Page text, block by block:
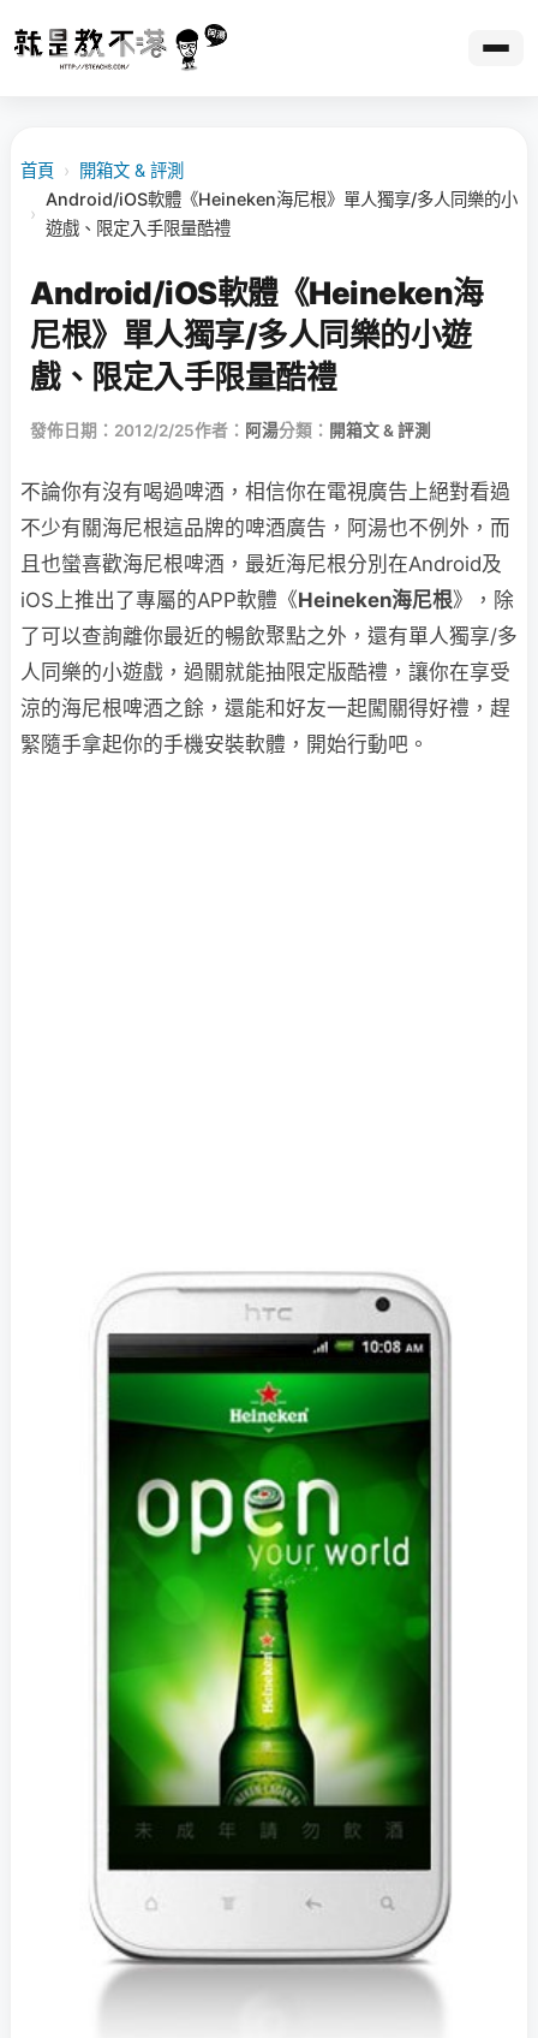
首頁 › 開箱文 & 評測
›
Android/iOS軟體《Heineken海尼根》單人獨享/多人同樂的小
遊戲、限定入手限量酷禮
Android/iOS軟體《Heineken海
尼根》單人獨享/多人同樂的小遊
戲、限定入手限量酷禮
發佈日期：2012/2/25作者： 阿湯分類： 開箱文 & 評測
不論你有沒有喝過啤酒，相信你在電視廣告上絕對看過
不少有關海尼根這品牌的啤酒廣告，阿湯也不例外，而
且也蠻喜歡海尼根啤酒，最近海尼根分別在Android及
iOS上推出了專屬的APP軟體《Heineken海尼根》，除
了可以查詢離你最近的暢飲聚點之外，還有單人獨享/多
人同樂的小遊戲，過關就能抽限定版酷禮，讓你在享受
涼的海尼根啤酒之餘，還能和好友一起闖關得好禮，趕
緊隨手拿起你的手機安裝軟體，開始行動吧。